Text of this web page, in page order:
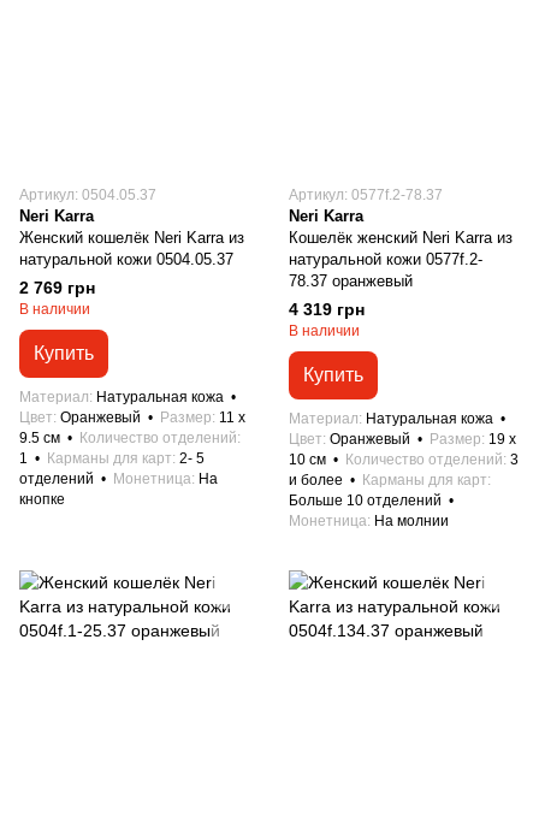
Артикул: 0504.05.37
Neri Karra
Женский кошелёк Neri Karra из
натуральной кожи 0504.05.37
2 769 грн
В наличии
Купить
Материал
Натуральная кожа
Цвет Оранжевый Размер 11 x
9.5 см
Количество отделений
1
Карманы для карт 2- 5
отделений
Монетница На
кнопке
Артикул: 0577f.2-78.37
Neri Karra
Кошелёк женский Neri Karra из
натуральной кожи 0577f.2-
78.37 оранжевый
4 319 грн
В наличии
Купить
Материал
Натуральная кожа
Цвет Оранжевый Размер 19 x
10 см
Количество отделений 3
и более
Карманы для карт
Больше 10 отделений
Монетница На молнии